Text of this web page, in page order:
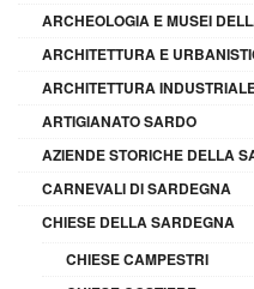
ARCHEOLOGIA E MUSEI
ARCHITETTURA E
ARCHITETTURA
ARTIGIANATO SARDO
AZIENDE STORICHE DELLA
CARNEVALI DI SARDEGNA
CHIESE DELLA SARDEGNA
CHIESE CAMPESTRI